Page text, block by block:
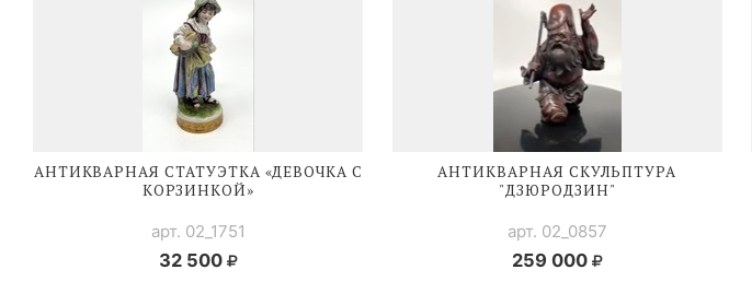
АНТИКВАРНАЯ СТАТУЭТКА «ДЕВОЧКА С
КОРЗИНКОЙ»
арт. 02_1751
32 500
АНТИКВАРНАЯ СКУЛЬПТУРА
"ДЗЮРОДЗИН"
арт. 02_0857
259 000